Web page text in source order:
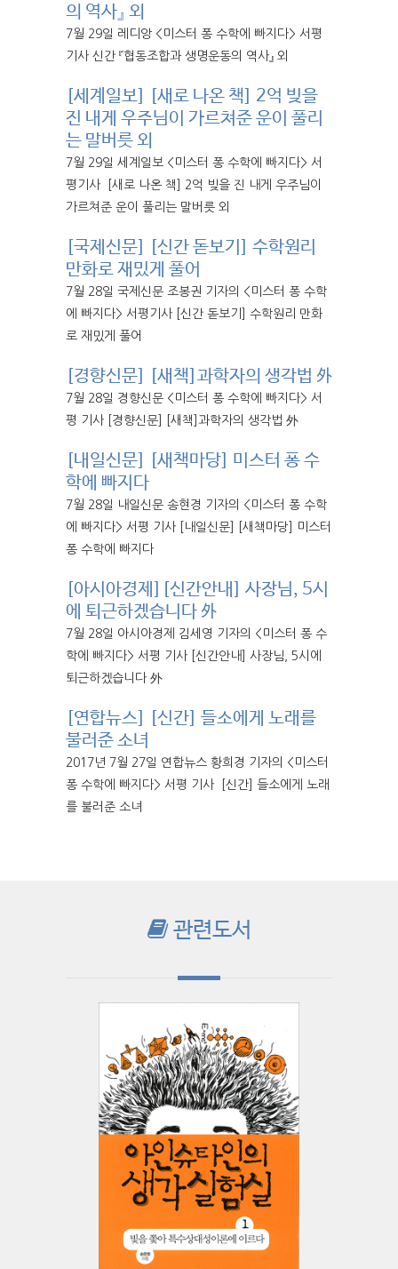
의 역사』 외
7월 29일 레디앙 <미스터 퐁 수학에 빠지다> 서평
기사 신간 『협동조합과 생명운동의 역사』 외
[세계일보] [새로 나온 책] 2억 빚을
진 내게 우주님이 가르쳐준 운이 풀리
는 말버릇 외
7월 29일 세계일보 <미스터 퐁 수학에 빠지다> 서
평기사 [새로 나온 책] 2억 빚을 진 내게 우주님이
가르쳐준 운이 풀리는 말버릇 외
[국제신문] [신간 돋보기] 수학원리
만화로 재밌게 풀어
7월 28일 국제신문 조봉권 기자의 <미스터 퐁 수학
에 빠지다> 서평기사 [신간 돋보기] 수학원리 만화
로 재밌게 풀어
[경향신문] [새책]과학자의 생각법 外
7월 28일 경향신문 <미스터 퐁 수학에 빠지다> 서
평 기사 [경향신문] [새책]과학자의 생각법 外
[내일신문] [새책마당] 미스터 퐁 수
학에 빠지다
7월 28일 내일신문 송현경 기자의 <미스터 퐁 수학
에 빠지다> 서평 기사 [내일신문] [새책마당] 미스터
퐁 수학에 빠지다
[아시아경제][신간안내] 사장님, 5시
에 퇴근하겠습니다 外
7월 28일 아시아경제 김세영 기자의 <미스터 퐁 수
학에 빠지다> 서평 기사 [신간안내] 사장님, 5시에
퇴근하겠습니다 外
[연합뉴스] [신간] 들소에게 노래를
불러준 소녀
2017년 7월 27일 연합뉴스 황희경 기자의 <미스터
퐁 수학에 빠지다> 서평 기사 [신간] 들소에게 노래
를 불러준 소녀
관련도서